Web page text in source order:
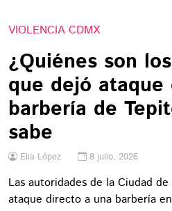
VIOLENCIA CDMX
¿Quiénes son
que dejó ataque
barbería de
sabe
Elia López 8 julio, 2026
Las autoridades de la Ciudad
ataque directo a una barbería